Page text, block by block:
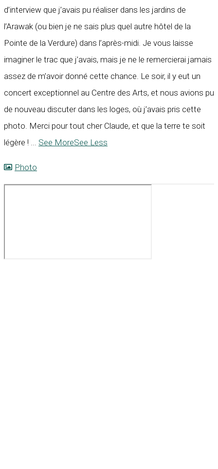
d’interview que j’avais pu réaliser dans les jardins de
l’Arawak (ou bien je ne sais plus quel autre hôtel de la
Pointe de la Verdure) dans l’après-midi. Je vous laisse
imaginer le trac que j’avais, mais je ne le remercierai jamais
assez de m’avoir donné cette chance. Le soir, il y eut un
concert exceptionnel au Centre des Arts, et nous avions pu
de nouveau discuter dans les loges, où j’avais pris cette
photo. Merci pour tout cher Claude, et que la terre te soit
légère !
See MoreSee Less
Photo